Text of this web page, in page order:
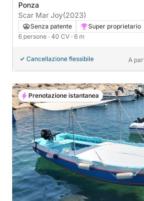
Ponza
Scar Mar Joy(2023)
Senza patente
Super proprietario
6 persone · 40 CV · 6 m
Cancellazione flessibile A
Prenotazione istantanea